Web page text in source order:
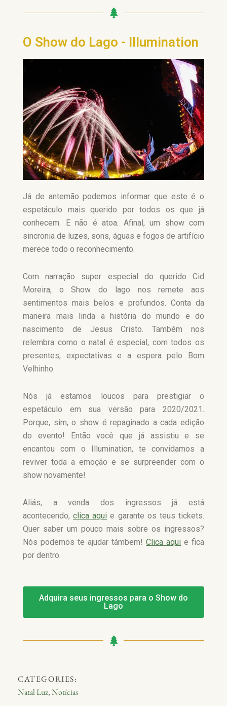
O Show do Lago - Illumination
Já de antemão podemos informar que este é o
espetáculo mais querido por todos os que já
conhecem. E não é atoa. Afinal, um show com
sincronia de luzes, sons, águas e fogos de artifício
merece todo o reconhecimento.
Com narração super especial do querido Cid
Moreira, o Show do lago nos remete aos
sentimentos mais belos e profundos. Conta da
maneira mais linda a história do mundo e do
nascimento de Jesus Cristo. Também nos
relembra como o natal é especial, com todos os
presentes, expectativas e a espera pelo Bom
Velhinho.
Nós já estamos loucos para prestigiar o
espetáculo em sua versão para 2020/2021.
Porque, sim, o show é repaginado a cada edição
do evento! Então você que já assistiu e se
encantou com o Illumination, te convidamos a
reviver toda a emoção e se surpreender com o
show novamente!
Aliás, a venda dos ingressos já está
acontecendo,clica aqui e garante os teus tickets.
Quer saber um pouco mais sobre os ingressos?
Nós podemos te ajudar támbem! Clica aqui e fica
por dentro.
Adquira seus ingressos para o Show do
Lago
CATEGORIES:
Natal Luz,Notícias